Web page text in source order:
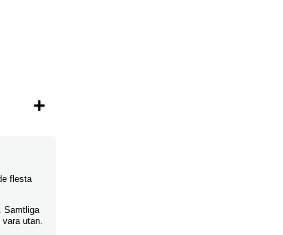
flesta
Samtliga
utan.